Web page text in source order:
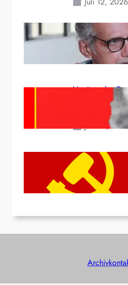
Indien: „Die
Kapitulation“
Juli 1, 2026
Vorsitzender
Leben für die
Juni 19,
Beschluss des
des Heldentums
Juni 19, 2026
Archiv